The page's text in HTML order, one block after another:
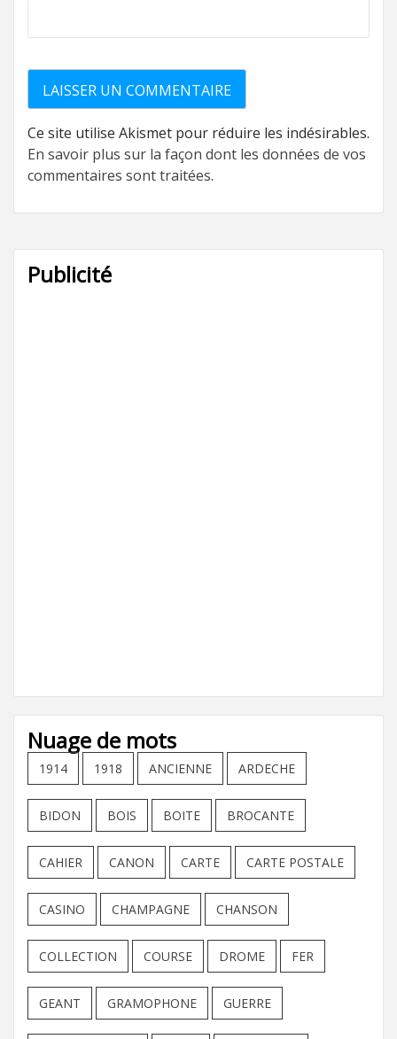
Ce site utilise Akismet pour réduire les indésirables.
En savoir plus sur la façon dont les données de vos
commentaires sont traitées.
Publicité
Nuage de mots
1914 1918 ANCIENNE ARDECHE
BIDON BOIS BOITE BROCANTE
CAHIER CANON CARTE CARTE POSTALE
CASINO CHAMPAGNE CHANSON
COLLECTION COURSE DROME FER
GEANT GRAMOPHONE GUERRE